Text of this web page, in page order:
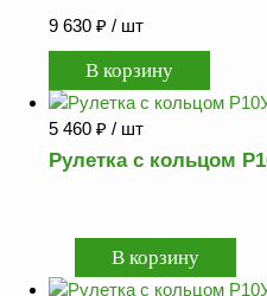
9 630 ₽ / шт
5 460 ₽ / шт
Рулетка с кольцом